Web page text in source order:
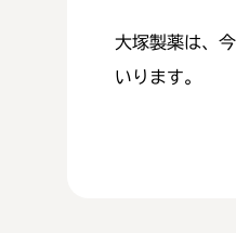
大塚製薬は
いります。